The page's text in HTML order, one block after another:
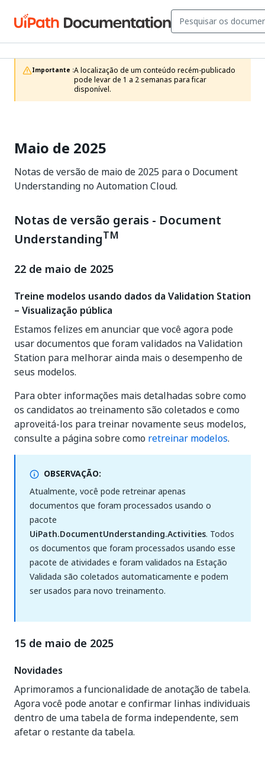
Importante :A localização de um conteúdo recém-publicado
pode levar de 1 a 2 semanas para ficar
disponível.
Maio de 2025
Notas de versão de maio de 2025 para o Document
Understanding no Automation Cloud.
Notas de versão gerais - Document
UnderstandingTM
22 de maio de 2025
Treine modelos usando dados da Validation Station
– Visualização pública
Estamos felizes em anunciar que você agora pode
usar documentos que foram validados na Validation
Station para melhorar ainda mais o desempenho de
seus modelos.
Para obter informações mais detalhadas sobre como
os candidatos ao treinamento são coletados e como
aproveitá-los para treinar novamente seus modelos,
consulte a página sobre como retreinar modelos.
OBSERVAÇÃO:
Atualmente, você pode retreinar apenas
documentos que foram processados usando o
pacote
UiPath.DocumentUnderstanding.Activities. Todos
os documentos que foram processados usando esse
pacote de atividades e foram validados na Estação
Validada são coletados automaticamente e podem
ser usados para novo treinamento.
15 de maio de 2025
Novidades
Aprimoramos a funcionalidade de anotação de tabela.
Agora você pode anotar e confirmar linhas individuais
dentro de uma tabela de forma independente, sem
afetar o restante da tabela.